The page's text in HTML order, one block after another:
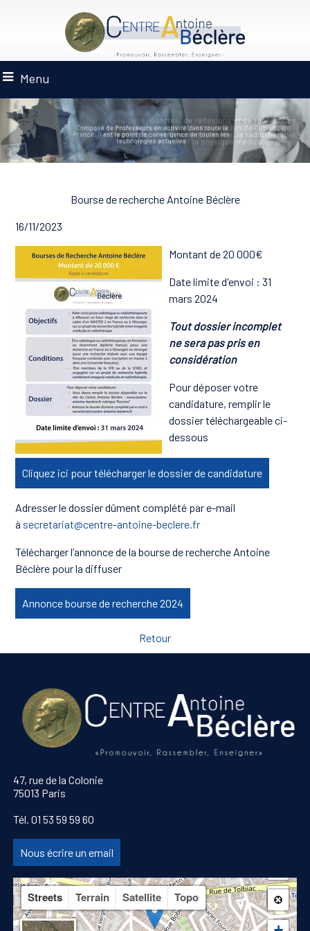
Menu
Bourse de recherche Antoine Béclère
16/11/2023
Montant de 20 000€
Date limite d'envoi : 31
mars 2024
Tout dossier incomplet
ne sera pas pris en
considération
Pour déposer votre
candidature, remplir le
dossier téléchargeable ci-
dessous
Cliquez ici pour télécharger le dossier de candidature
Adresser le dossier dûment complété par e-mail
à secretariat@centre-antoine-beclere.fr
Télécharger l’annonce de la bourse de recherche Antoine
Béclère pour la diffuser
Annonce bourse de recherche 2024
Retour
47, rue de la Colonie
75013 Paris
Tél. 01 53 59 59 60
Nous écrire un email
Streets Terrain Satellite Topo